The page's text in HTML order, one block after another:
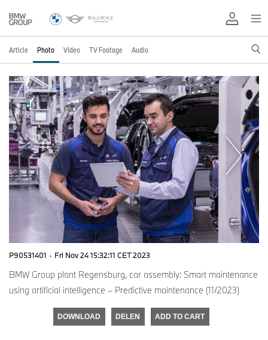
Article Photo Video TV Footage Audio
P90531401 · Fri Nov 24 15:32:11 CET 2023
BMW Group plant Regensburg, car assembly: Smart maintenance
using artificial intelligence – Predictive maintenance (11/2023)
DOWNLOAD DELEN ADD TO CART